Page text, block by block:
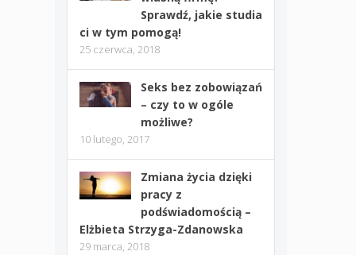
Sprawdź, jakie studia
ci w tym pomogą!
25 czerwca, 2018
Seks bez zobowiązań
– czy to w ogóle
możliwe?
10 lutego, 2017
Zmiana życia dzięki
pracy z
podświadomością –
Elżbieta Strzyga-Zdanowska
29 marca, 2018